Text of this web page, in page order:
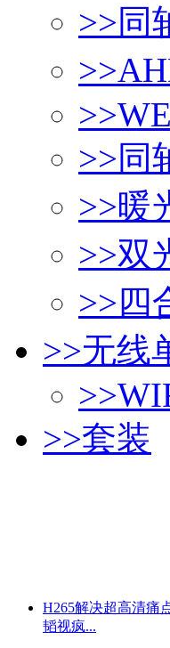
>>同
>>
>>
>>同
>>暖
>>双
>>四
>>无线
>>
>>套装
H265解决超高清痛
韬视疯...